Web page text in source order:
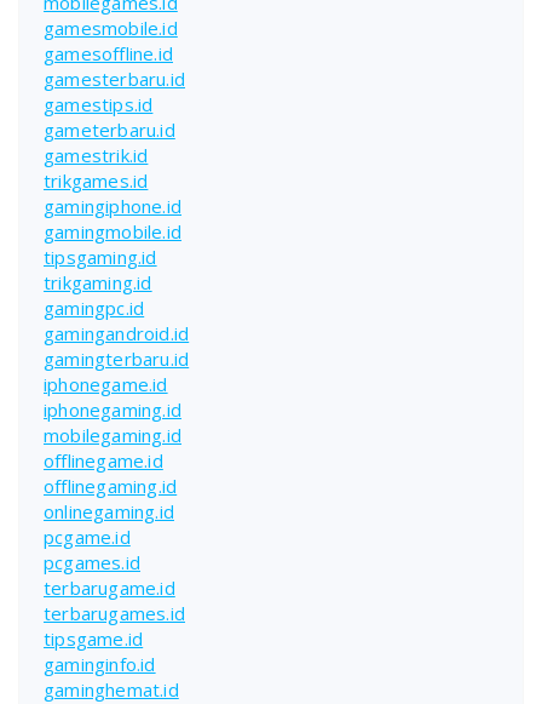
gamesmobile.id
gamesoffline.id
gamesterbaru.id
gamestips.id
gameterbaru.id
gamestrik.id
trikgames.id
gamingiphone.id
gamingmobile.id
tipsgaming.id
trikgaming.id
gamingpc.id
gamingandroid.id
gamingterbaru.id
iphonegame.id
iphonegaming.id
mobilegaming.id
offlinegame.id
offlinegaming.id
onlinegaming.id
pcgame.id
pcgames.id
terbarugame.id
terbarugames.id
tipsgame.id
gaminginfo.id
gaminghemat.id